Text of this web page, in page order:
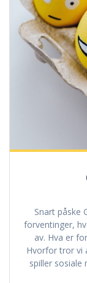
Snart påske
forventinger,
av. Hva er
Hvorfor tror vi
spiller sosiale